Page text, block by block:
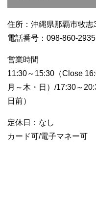
住所：沖縄県那覇市牧志
電話番号：098-860-2935
営業時間
11:30～15:30（Close
月～木・日）/17:30～
日前）
定休日：なし
カード可/電子マネー可